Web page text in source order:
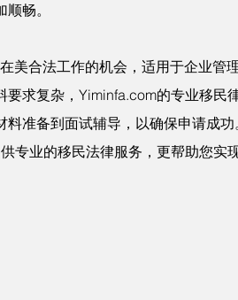
畅。
美合法工作的机会，适用于企业管
要求复杂，Yiminfa.com的专业移民
准备到面试辅导，以确保申请成功
专业的移民法律服务，更帮助您实